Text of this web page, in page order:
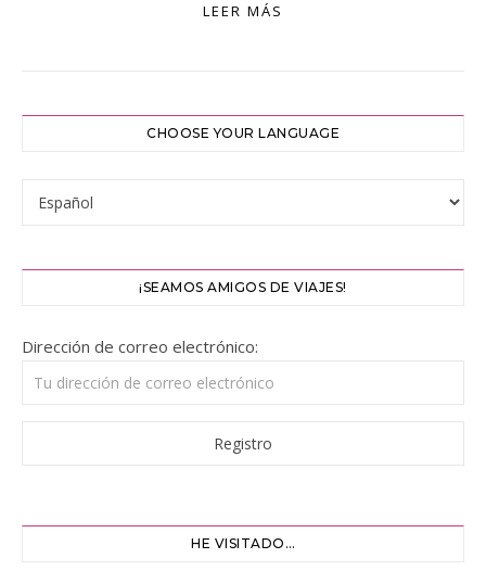
LEER MÁS
CHOOSE YOUR LANGUAGE
¡SEAMOS AMIGOS DE VIAJES!
Dirección de correo electrónico:
HE VISITADO…